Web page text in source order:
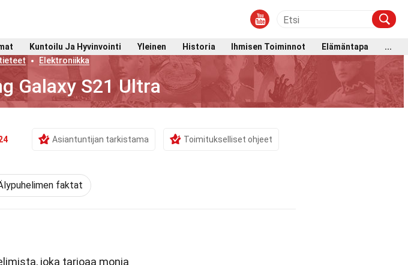
Kuntoilu Ja Hyvinvointi Yleinen Historia Ihmisen Toiminnot Elämäntapa
...
Elektroniikka
Galaxy S21 Ultra
Asiantuntijan tarkistama Toimitukselliset ohjeet
faktat
joka tarjoaa monia